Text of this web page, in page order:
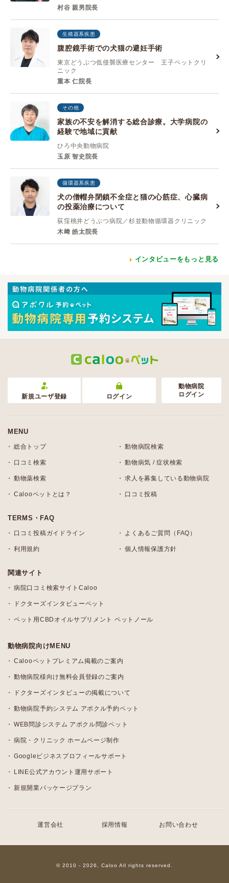
村谷 親男院長
生殖器系疾患
腹腔鏡手術での犬猫の避妊手術
東京どうぶつ低侵襲医療センター 王子ペットクリ
ニック
重本 仁院長
その他
家族の不安を解消する総合診療。大学病院の
経験で地域に貢献
ひろ中央動物病院
玉原 智史院長
循環器系疾患
犬の僧帽弁閉鎖不全症と猫の心筋症、心臓病
の投薬治療について
荻窪桃井どうぶつ病院／杉並動物循環器クリニック
木﨑 皓太院長
インタビューをもっと見る
新規ユーザ登録 ログイン
動物病院
ログイン
MENU
総合トップ 動物病院検索
口コミ検索 動物病気 / 症状検索
動物薬検索 求人を募集している動物病院
Calooペットとは？ 口コミ投稿
TERMS・FAQ
口コミ投稿ガイドライン よくあるご質問（FAQ）
利用規約 個人情報保護方針
関連サイト
病院口コミ検索サイトCaloo
ドクターズインタビューペット
ペット用CBDオイルサプリメント ペットノール
動物病院向けMENU
Calooペットプレミアム掲載のご案内
動物病院様向け無料会員登録のご案内
ドクターズインタビューの掲載について
動物病院予約システム アポクル予約ペット
WEB問診システム アポクル問診ペット
病院・クリニック ホームページ制作
Googleビジネスプロフィールサポート
LINE公式アカウント運用サポート
新規開業パッケージプラン
運営会社 採用情報 お問い合わせ
© 2010 - 2026, Caloo All rights reserved.